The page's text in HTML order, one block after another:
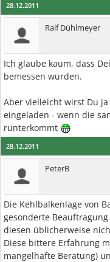
28.12.2011
Ralf Dühlmeyer
Ich glaube kaum, dass
bemessen wurden.
Aber vielleicht wirst Du
eingeladen - wenn die
runterkommt
28.12.2011
PeterB
Die Kehlbalkenlage von
gesonderte
diesen üblicherweise
Diese bittere Erfahrung
mangelhafte Beratung)